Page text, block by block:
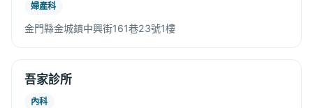
婦產科
金門縣金城鎮中興街161巷23號1樓
吾家診所
內科